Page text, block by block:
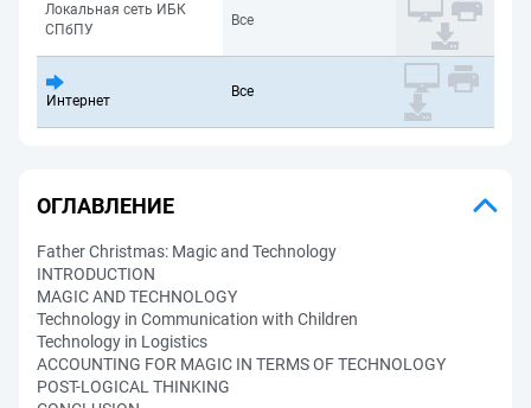
Локальная сеть ИБК
СПбПУ
Все
Интернет
Все
ОГЛАВЛЕНИЕ
Father Christmas: Magic and Technology
INTRODUCTION
MAGIC AND TECHNOLOGY
Technology in Communication with Children
Technology in Logistics
ACCOUNTING FOR MAGIC IN TERMS OF TECHNOLOGY
POST-LOGICAL THINKING